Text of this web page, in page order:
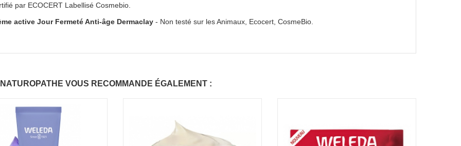
par ECOCERT Labellisé Cosmebio.
active Jour Fermeté Anti-âge Dermaclay - Non testé sur les Animaux, Ecocert, CosmeBio.
VOUS RECOMMANDE ÉGALEMENT :